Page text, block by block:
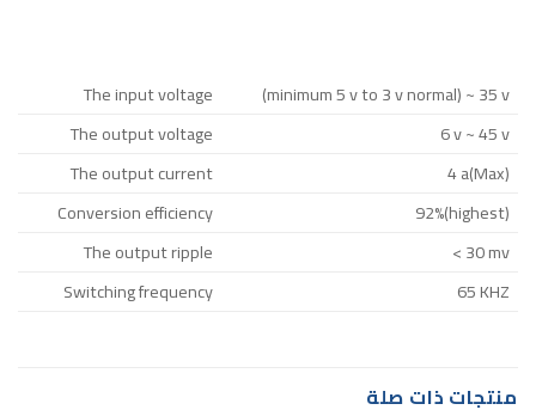
The input voltage
(minimum 5 v to 3 v normal) ~ 35 v
The output voltage
6 v ~ 45 v
The output current
4 a(Max)
Conversion efficiency
92%(highest)
The output ripple
< 30 mv
Switching frequency
65 KHZ
منتجات ذات صلة